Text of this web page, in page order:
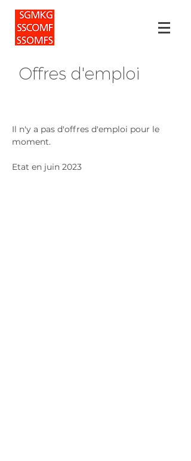
Offres d'emploi
Il n'y a pas d'offres d'emploi pour le
moment.
Etat en juin 2023